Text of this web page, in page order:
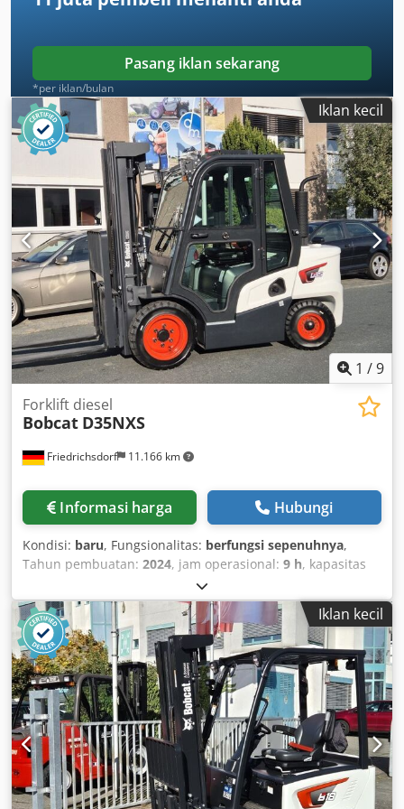
- 100% Initial lift, full free lift, CE certificate, Maintenance-
free lithium-ion battery,
Pasang iklan sekarang
*per iklan/bulan
Iklan kecil
1 /9
Friedrichsdorf 11.166 km
Forklift diesel
Bobcat D35NXS
Informasi harga Hubungi
Kondisi: baru, Fungsionalitas: berfungsi sepenuhnya,
Tahun pembuatan: 2024, jam operasional: 9 h, kapasitas
, tinggi angkat:
bebas:1.400 mm, jenis bahan bakar:diesel, tipe tiang:
triplex, tinggi konstruksi: 2.350 mm, daya: 45 kW (61,18
hp), lebar kerangka garpu:1.190 mm, panjang garpu:
1.200 mm, berat kosong: 4.850 kg, panjang total:2.750
mm, jenis penggerak:Diesel, lebar konstruksi:1.290 mm,
Diesel forklift Load centre: 500 mm ISO class: ISO class 3 =
2,500 - 4,999 kg Mast type: Triplex Transmission: Torque
converter Speed class: 20 Condition: New machine
Technical condition: New Csdpfx Abey U R Dcs Aerf Front
tyre type: Solid rubber (superelastic) Front tyre size: 28-9
x15 Front tyre condition: 80 - 100% Rear tyre type: Solid
Iklan kecil